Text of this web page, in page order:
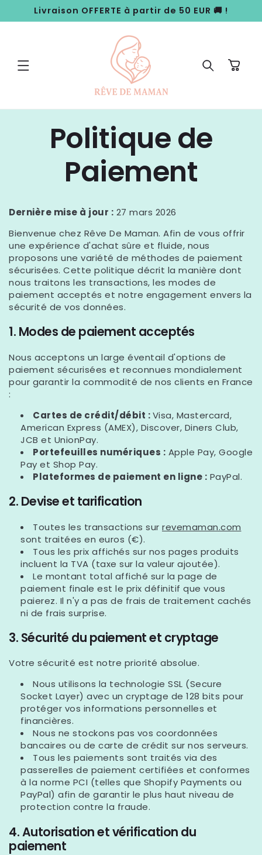
PASSER
AU
Livraison OFFERTE à partir de 50 EUR 🚚 !
Panier
Politique de
Paiement
Dernière mise à jour : 27 mars 2026
Bienvenue chez Rêve De Maman. Afin de vous offrir
une expérience d'achat sûre et fluide, nous
proposons une variété de méthodes de paiement
sécurisées. Cette politique décrit la manière dont
nous traitons les transactions, les modes de
paiement acceptés et notre engagement envers la
sécurité de vos données.
1. Modes de paiement acceptés
Nous acceptons un large éventail d'options de
paiement sécurisées et reconnues mondialement
pour garantir la commodité de nos clients en France
:
Cartes de crédit/débit :Visa, Mastercard,
American Express (AMEX), Discover, Diners Club,
JCB et UnionPay.
Portefeuilles numériques : Apple Pay, Google
Pay et Shop Pay.
Plateformes de paiement en ligne : PayPal.
2. Devise et tarification
Toutes les transactions sur revemaman.com
sont traitées en euros (€).
Tous les prix affichés sur nos pages produits
incluent la TVA (taxe sur la valeur ajoutée).
Le montant total affiché sur la page de
paiement finale est le prix définitif que vous
paierez. Il n'y a pas de frais de traitement cachés
ni de frais surprise.
3. Sécurité du paiement et cryptage
Votre sécurité est notre priorité absolue.
Nous utilisons la technologie SSL (Secure
Socket Layer) avec un cryptage de 128 bits pour
protéger vos informations personnelles et
financières.
Nous ne stockons pas vos coordonnées
bancaires ou de carte de crédit sur nos serveurs.
Tous les paiements sont traités via des
passerelles de paiement certifiées et conformes
à la norme PCI (telles que Shopify Payments ou
PayPal) afin de garantir le plus haut niveau de
protection contre la fraude.
4. Autorisation et vérification du
paiement